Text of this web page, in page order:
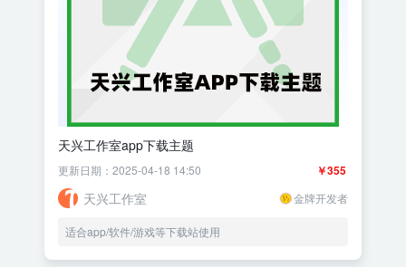
天兴工作室app下载主题
￥355
更新日期：2025-04-18 14:50
天兴工作室 金牌开发者
适合app/软件/游戏等下载站使用